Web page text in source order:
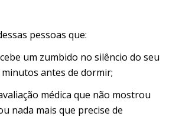
pessoas que:
um zumbido no silêncio do seu
antes de dormir;
médica que não mostrou
nada mais que precise de